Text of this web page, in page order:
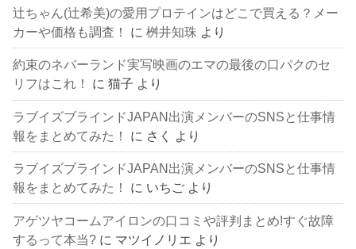
辻ちゃん(辻希美)の愛用プロテインはどこで買える？メー
カーや価格も調査！
に桝井知珠 より
約束のネバーランド実写映画のエマの最後の口パクのセ
リフはこれ！
に猫子 より
ラブイズブラインドJAPAN出演メンバーのSNSと仕事情
報をまとめてみた！
に さく より
ラブイズブラインドJAPAN出演メンバーのSNSと仕事情
報をまとめてみた！
に いちご より
アゲツヤコームアイロンの口コミや評判まとめ!すぐ故障
するって本当? に マツイノリエ より